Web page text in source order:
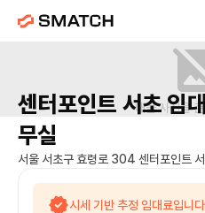
매물 사진을
센터포인트 서초임
무실
서울 서초구 효령로 304 센터포인트
시세 기반 추정 임대료입니